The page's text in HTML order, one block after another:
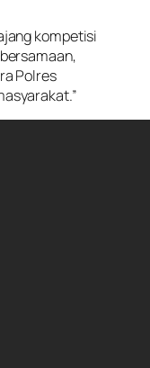
kompetisi
Polres